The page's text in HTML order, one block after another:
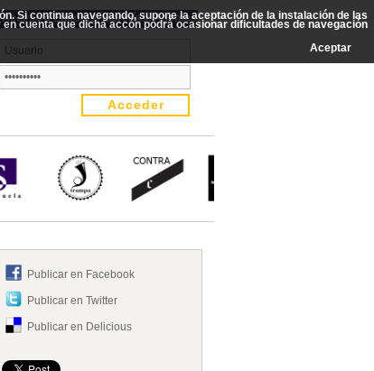
Acceso a Editores, Librerías, Agentes
Publicar en Facebook
Publicar en Twitter
Publicar en Delicious
Si continua navegando, supone la aceptación de la instalación de las
cuenta que dicha accón podrá ocasionar dificultades de navegación
Aceptar